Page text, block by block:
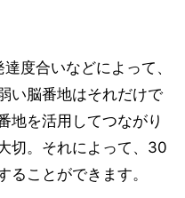
度合いなどによって、
い脳番地はそれだけで
地を活用してつながり
切。それによって、30
ることができます。